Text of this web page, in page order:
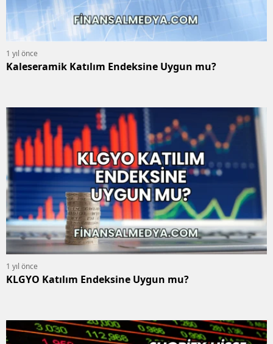
1 yıl önce
Kaleseramik Katılım Endeksine Uygun mu?
1 yıl önce
KLGYO Katılım Endeksine Uygun mu?